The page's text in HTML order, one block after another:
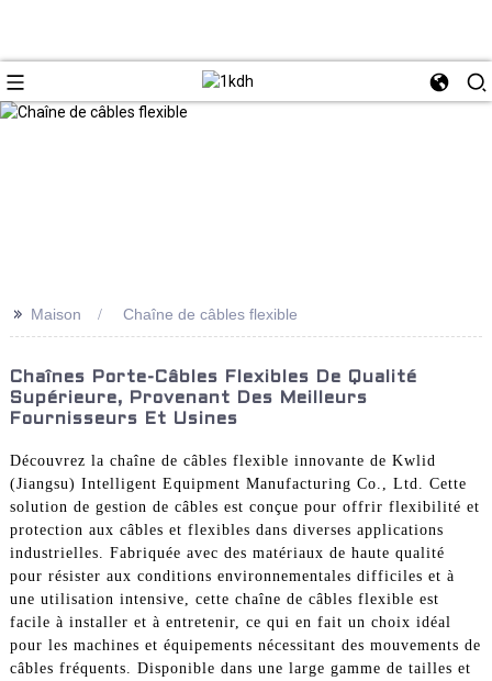
>> Maison Chaîne de câbles flexible
Chaînes Porte-Câbles Flexibles De Qualité
Supérieure, Provenant Des Meilleurs
Fournisseurs Et Usines
Découvrez la chaîne de câbles flexible innovante de Kwlid
(Jiangsu) Intelligent Equipment Manufacturing Co., Ltd. Cette
solution de gestion de câbles est conçue pour offrir flexibilité et
protection aux câbles et flexibles dans diverses applications
industrielles. Fabriquée avec des matériaux de haute qualité
pour résister aux conditions environnementales difficiles et à
une utilisation intensive, cette chaîne de câbles flexible est
facile à installer et à entretenir, ce qui en fait un choix idéal
pour les machines et équipements nécessitant des mouvements de
câbles fréquents. Disponible dans une large gamme de tailles et